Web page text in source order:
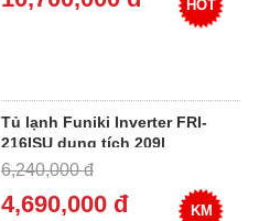
HOT
Tủ lạnh Funiki Inverter FRI-
216ISU dung tích 209l
6,240,000 đ
4,690,000 đ KM